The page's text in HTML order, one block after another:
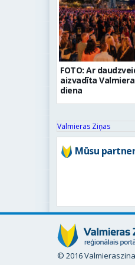
FOTO: Ar
aizvadīta
diena
Valmieras Ziņas
Mūsu
© 2016